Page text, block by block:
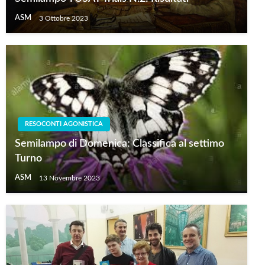
ASM 3 Ottobre 2023
RESOCONTI AGONISTICA
Semilampo di Domenica: Classifica al settimo
Turno
ASM 13 Novembre 2023